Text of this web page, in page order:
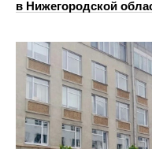
в Нижегородской